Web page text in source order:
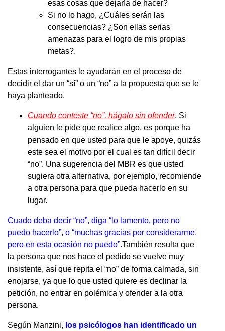
esas cosas que dejaría de hacer?
Si no lo hago, ¿Cuáles serán las
consecuencias? ¿Son ellas serias
amenazas para el logro de mis propias
metas?.
Estas interrogantes le ayudarán en el proceso de
decidir el dar un “sí” o un “no” a la propuesta que se le
haya planteado.
Cuando conteste “no”, hágalo sin ofender. Si
alguien le pide que realice algo, es porque ha
pensado en que usted para que le apoye, quizás
este sea el motivo por el cual es tan difícil decir
“no”. Una sugerencia del MBR es que usted
sugiera otra alternativa, por ejemplo, recomiende
a otra persona para que pueda hacerlo en su
lugar.
Cuado deba decir “no”, diga “lo lamento, pero no
puedo hacerlo”, o “muchas gracias por considerarme,
pero en esta ocasión no puedo”.También resulta que
la persona que nos hace el pedido se vuelve muy
insistente, así que repita el “no” de forma calmada, sin
enojarse, ya que lo que usted quiere es declinar la
petición, no entrar en polémica y ofender a la otra
persona.
Según Manzini, los psicólogos han identificado un